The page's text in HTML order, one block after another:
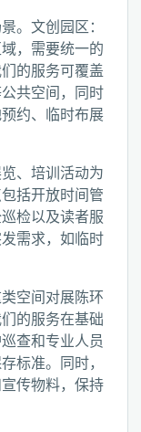
。文创园区：
，需要统一的
的服务可覆盖
共空间，同时
约、临时布展
、培训活动为
括开放时间管
检以及读者服
需求，如临时
空间对展陈环
的服务在基础
查和专业人员
标准。同时，
传物料，保持